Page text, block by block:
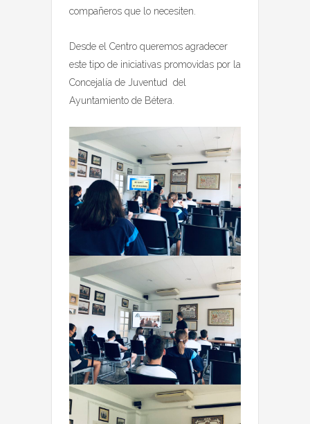
compañeros que lo necesiten.
Desde el Centro queremos agradecer
este tipo de iniciativas promovidas por la
Concejalía de Juventud del
Ayuntamiento de Bétera.